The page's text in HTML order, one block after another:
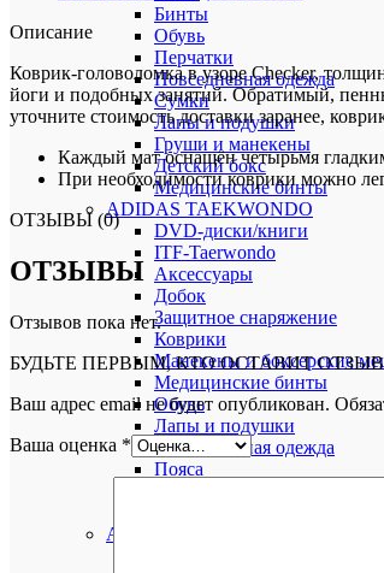
Бинты
Обувь
Перчатки
Повседневная одежда
Сумки
Лапы и подушки
Груши и манекены
Детский бокс
Медицинские бинты
ADIDAS TAEKWONDO
DVD-диски/книги
ITF-Taerwondo
Аксессуары
Добок
Защитное снаряжение
Коврики
Манекены и боксерские
Медицинские бинты
Обувь
Лапы и подушки
Повседневная одежда
Пояса
ADIDAS KICKBOX
Описание
Коврик-головоломка в узоре Checker,
йоги и подобных занятий. Обратимый,
уточните стоимость доставки заранее,
Каждый мат оснащён четырьмя
При необходимости коврики можно
ОТЗЫВЫ (0)
ОТЗЫВЫ
Отзывов пока нет.
БУДЬТЕ ПЕРВЫМ, КТО ОСТАВИТ ОТЗЫВ ПРО
Ваш адрес email не будет опубликован.
Ваша оценка *